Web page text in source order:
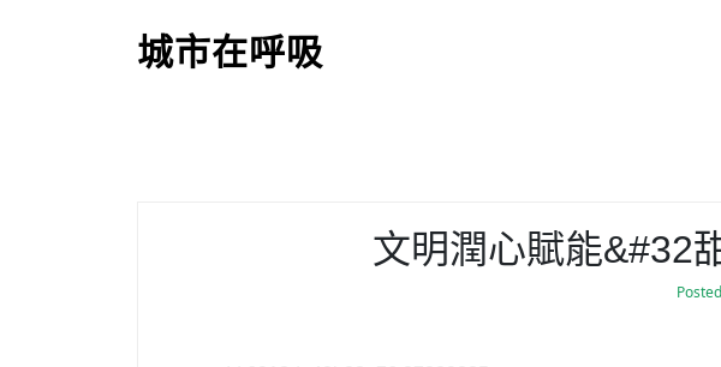
城市在呼吸
文明潤心賦能&#32